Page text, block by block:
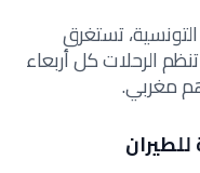
تستغرق
ساعات و 25 دقيقة تنظم الرحلات كل أربعاء